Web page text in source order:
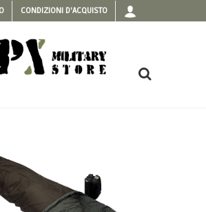
CONDIZIONI D'ACQUISTO